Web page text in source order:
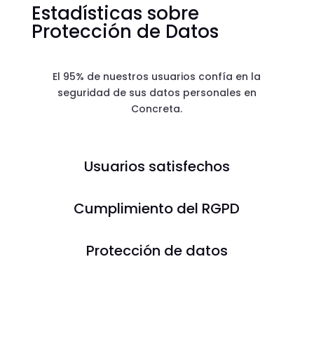
Estadísticas sobre
Protección de Datos
El 95% de nuestros usuarios confía en la
seguridad de sus datos personales en
Concreta.
Usuarios satisfechos
Cumplimiento del RGPD
Protección de datos